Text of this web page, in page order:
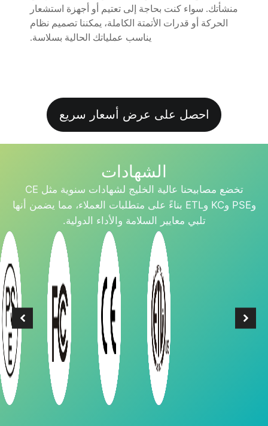
منشأتك. سواء كنت بحاجة إلى تعتيم أو أجهزة استشعار
الحركة أو قدرات الأتمتة الكاملة، يمكننا تصميم نظام
يناسب عملياتك الحالية بسلاسة.
احصل على عرض أسعار سريع
الشهادات
تخضع مصابيحنا عالية الخليج لشهادات سنوية مثل CE
وPSE وKC وETL بناءً على متطلبات العملاء، مما يضمن أنها
تلبي معايير السلامة والأداء الدولية.